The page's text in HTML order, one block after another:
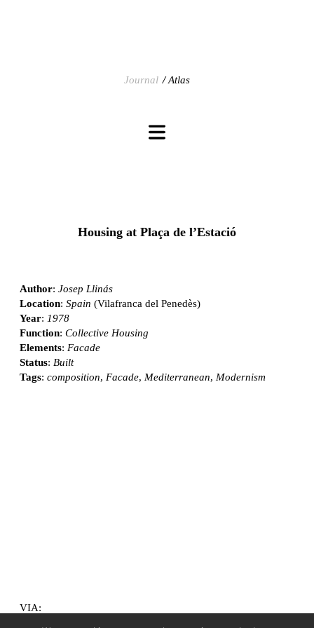
Journal Atlas
Housing at Plaça de l’Estació
Author: Josep Llinás
Location: Spain (Vilafranca del Penedès)
Year: 1978
Function: Collective Housing
Elements: Facade
Status: Built
Tags: composition, Facade, Mediterranean, Modernism
VIA: